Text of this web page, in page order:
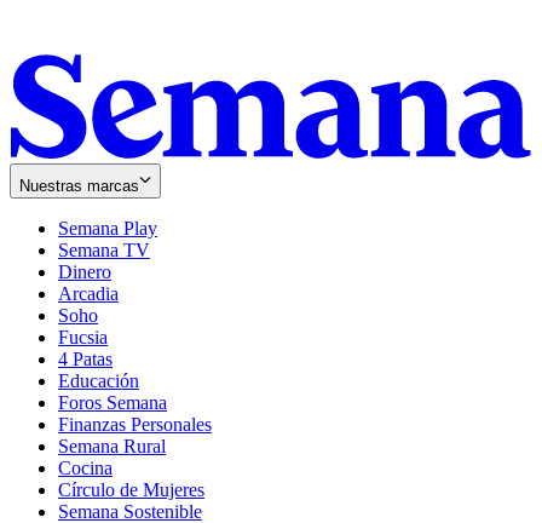
Nuestras marcas
Semana Play
Semana TV
Dinero
Arcadia
Soho
in
new
window
Fucsia
in
new
window
4 Patas
Educación
Foros Semana
Finanzas Personales
Semana Rural
Cocina
Círculo de Mujeres
Semana Sostenible